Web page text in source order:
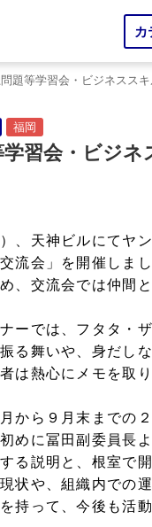
カ
題等学習会・ビジネスス
福岡
習会・ビジ
、天神ビルにてヤ
流会」を開催しま
、交流会では仲間
ーでは、フタタ・
る舞いや、身だし
は熱心にメモを取
から９月末までの
めに冨田副委員長
る説明と、根室で
状や、組織内での
持って、今後も活